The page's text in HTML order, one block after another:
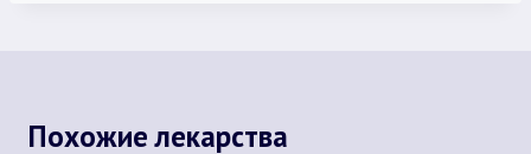
Похожие лекарства